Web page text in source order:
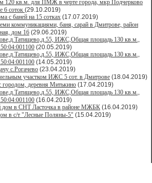
120 кв.м. для ПМЖ в черте города, мкр Подчерково
6 соток (29.10.2019)
с баней на 15 сотках (17.07.2019)
коммуникациями, баня, сарай в Дмитрове, район
дом 16 (29.06.2019)
ИЖС,Общая площадь 130 кв.м.,
(20.05.2019)
ИЖС,Общая площадь 130 кв.м.,
(14.05.2019)
с.Рогачево (23.04.2019)
участком ИЖС 5 сот. в Дмитрове (18.04.2019)
деревня Митькино (17.04.2019)
ИЖС,Общая площадь 130 кв.м.,
(16.04.2019)
дом в СНТ Ласточка в районе МЖБК (16.04.2019)
в с/т "Лесные Поляны-5" (15.04.2019)